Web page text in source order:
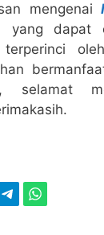
mengenai
yang dapat
selamat